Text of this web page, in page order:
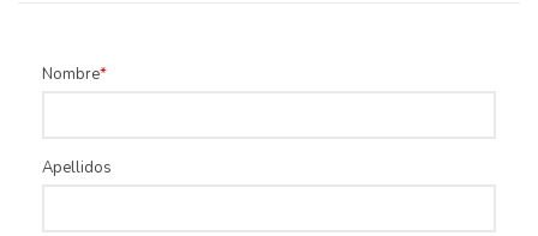
Nombre
Apellidos